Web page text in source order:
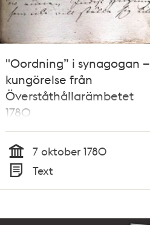
"Oordning” i synagogan –
kungörelse från
Överståthållarämbetet
1780
Tid
7 oktober 1780
Typ
Text